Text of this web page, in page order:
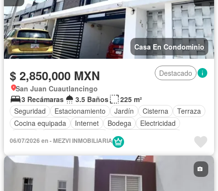
Casa En Condominio
$ 2,850,000 MXN
Destacado
San Juan Cuautlancingo
3 Recámaras
3.5 Baños
225 m²
Seguridad
Estacionamiento Jardín Cisterna
Terraza
Cocina equipada
Internet Bodega
Electricidad
Recámara con closet
06/07/2026 en - MEZVI INMOBILIARIA